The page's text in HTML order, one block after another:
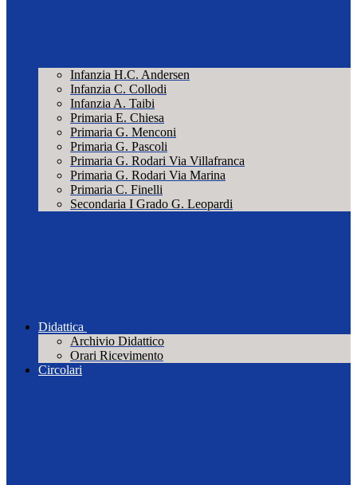
Infanzia H.C. Andersen
Infanzia C. Collodi
Infanzia A. Taibi
Primaria E. Chiesa
Primaria G. Menconi
Primaria G. Pascoli
Primaria G. Rodari Via Villafranca
Primaria G. Rodari Via Marina
Primaria C. Finelli
Secondaria I Grado G. Leopardi
Didattica
Archivio Didattico
Orari Ricevimento
Circolari